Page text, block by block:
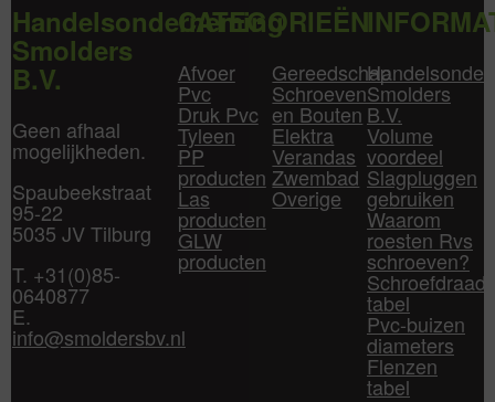
Handelsonderneming
Smolders
B.V.
Geen afhaal
mogelijkheden.
Spaubeekstraat
95-22
5035 JV Tilburg
T. +31(0)85-
0640877
E.
info@smoldersbv.nl
CATEGORIEËN
Afvoer
Pvc
Druk Pvc
Tyleen
PP
producten
Las
producten
GLW
producten
Gereedschap
Schroeven
en Bouten
Elektra
Verandas
Zwembad
Overige
Smolders
B.V.
Volume
voordeel
Slagpluggen
gebruiken
Waarom
roesten Rvs
schroeven?
Schroefdraad
tabel
Pvc-buizen
diameters
Flenzen
tabel